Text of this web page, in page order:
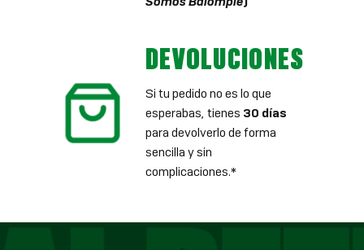
DEVOLUCIONES
Si tu pedido no es lo que
esperabas, tienes 30 días
para devolverlo de forma
sencilla y sin
complicaciones.*